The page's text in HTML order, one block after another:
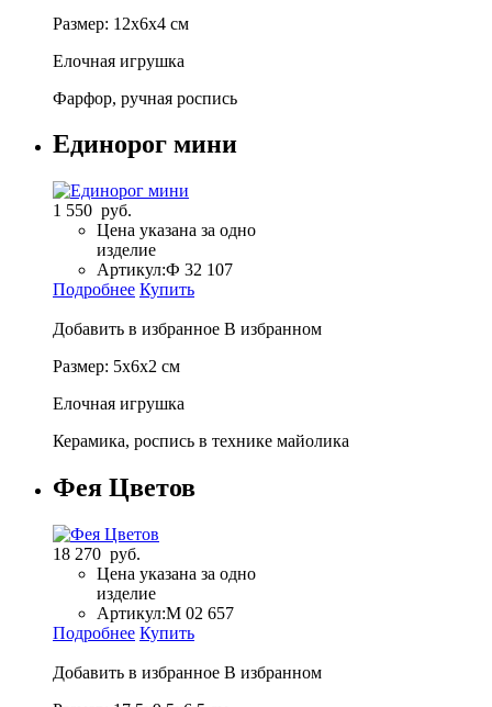
Размер: 12х6х4 см
Елочная игрушка
Фарфор, ручная роспись
Единорог мини
1 550 руб.
Цена указана за одно
изделие
Артикул:Ф 32 107
Подробнее Купить
Добавить в избранное В избранном
Размер: 5х6х2 см
Елочная игрушка
Керамика, роспись в технике майолика
Фея Цветов
18 270 руб.
Цена указана за одно
изделие
Артикул:М 02 657
Подробнее Купить
Добавить в избранное В избранном